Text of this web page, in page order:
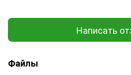
Написать
Файлы